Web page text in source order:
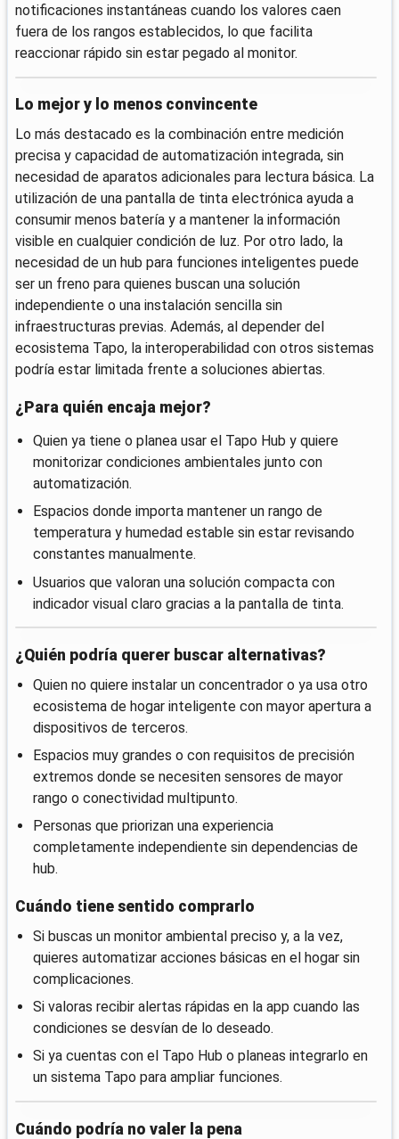
notificaciones instantáneas cuando los valores caen
fuera de los rangos establecidos, lo que facilita
reaccionar rápido sin estar pegado al monitor.
Lo mejor y lo menos convincente
Lo más destacado es la combinación entre medición
precisa y capacidad de automatización integrada, sin
necesidad de aparatos adicionales para lectura básica. La
utilización de una pantalla de tinta electrónica ayuda a
consumir menos batería y a mantener la información
visible en cualquier condición de luz. Por otro lado, la
necesidad de un hub para funciones inteligentes puede
ser un freno para quienes buscan una solución
independiente o una instalación sencilla sin
infraestructuras previas. Además, al depender del
ecosistema Tapo, la interoperabilidad con otros sistemas
podría estar limitada frente a soluciones abiertas.
¿Para quién encaja mejor?
Quien ya tiene o planea usar el Tapo Hub y quiere
monitorizar condiciones ambientales junto con
automatización.
Espacios donde importa mantener un rango de
temperatura y humedad estable sin estar revisando
constantes manualmente.
Usuarios que valoran una solución compacta con
indicador visual claro gracias a la pantalla de tinta.
¿Quién podría querer buscar alternativas?
Quien no quiere instalar un concentrador o ya usa otro
ecosistema de hogar inteligente con mayor apertura a
dispositivos de terceros.
Espacios muy grandes o con requisitos de precisión
extremos donde se necesiten sensores de mayor
rango o conectividad multipunto.
Personas que priorizan una experiencia
completamente independiente sin dependencias de
hub.
Cuándo tiene sentido comprarlo
Si buscas un monitor ambiental preciso y, a la vez,
quieres automatizar acciones básicas en el hogar sin
complicaciones.
Si valoras recibir alertas rápidas en la app cuando las
condiciones se desvían de lo deseado.
Si ya cuentas con el Tapo Hub o planeas integrarlo en
un sistema Tapo para ampliar funciones.
Cuándo podría no valer la pena